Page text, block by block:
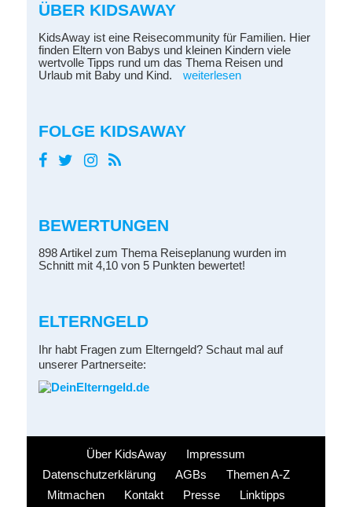
ÜBER KIDSAWAY
KidsAway ist eine Reisecommunity für Familien. Hier
finden Eltern von Babys und kleinen Kindern viele
wertvolle Tipps rund um das Thema Reisen und
Urlaub mit Baby und Kind.
weiterlesen
FOLGE KIDSAWAY
BEWERTUNGEN
898 Artikel zum Thema Reiseplanung wurden im
Schnitt mit 4,10 von 5 Punkten bewertet!
ELTERNGELD
Ihr habt Fragen zum Elterngeld? Schaut mal auf
unserer Partnerseite:
Über KidsAway
Impressum
Datenschutzerklärung
AGBs
Themen A-Z
Mitmachen
Kontakt Presse Linktipps